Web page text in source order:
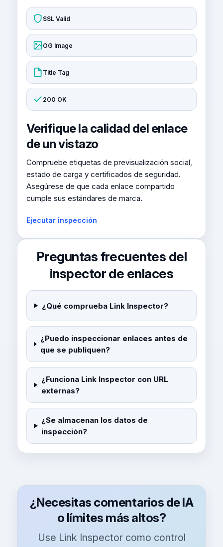
SSL Valid
OG Image
Title Tag
200 OK
Verifique la calidad del enlace
de un vistazo
Compruebe etiquetas de previsualización social,
estado de carga y certificados de seguridad.
Asegúrese de que cada enlace compartido
cumple sus estándares de marca.
Ejecutar inspección
Preguntas frecuentes del
inspector de enlaces
¿Qué comprueba Link Inspector?
¿Puedo inspeccionar enlaces antes de
que se publiquen?
¿Funciona Link Inspector con URL
externas?
¿Se almacenan los datos de
inspección?
¿Necesitas comentarios de IA
o límites más altos?
Use Link Inspector como control